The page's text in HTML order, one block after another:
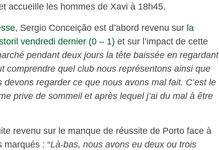
accueille les hommes de Xavi à 18h45.
, Sergio Conceição est d’abord revenu sur la
vendredi dernier (0 – 1) et sur l’impact de cette
pendant deux jours la tête baissée en regardant
comprendre quel club nous représentons ainsi que
devons regarder ce que nous avons mal fait. C’est le
prive de sommeil et après lequel j’ai du mal à être
revenu sur le manque de réussite de Porto face à
marqués : “Là-bas, nous avons eu deux ou trois